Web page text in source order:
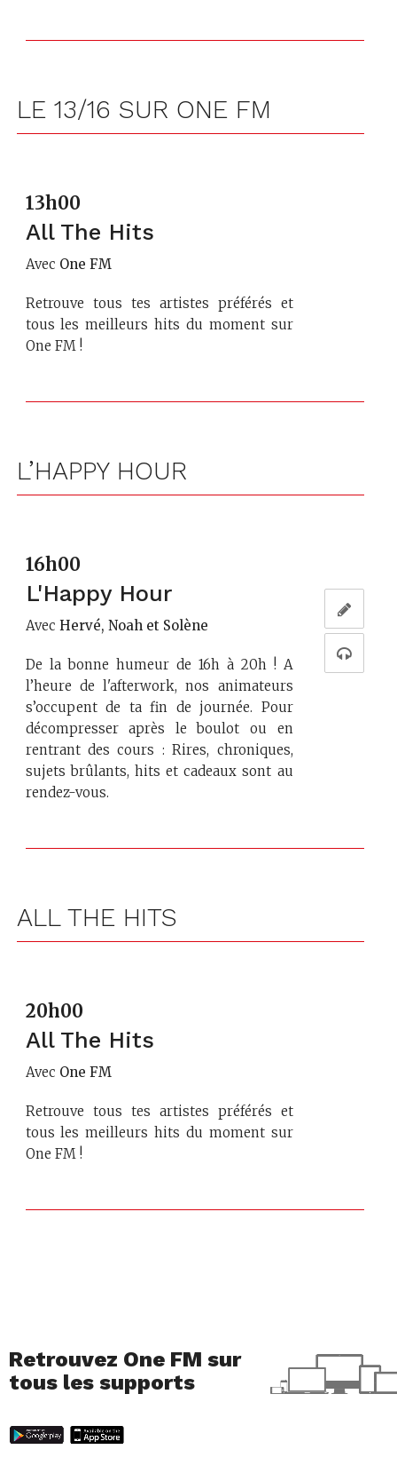
LE 13/16 SUR ONE FM
13h00
All The Hits
Avec One FM
Retrouve tous tes artistes préférés et
tous les meilleurs hits du moment sur
One FM !
L’HAPPY HOUR
16h00
L'Happy Hour
Avec Hervé, Noah et Solène
De la bonne humeur de 16h à 20h ! A
l’heure de l'afterwork, nos animateurs
s’occupent de ta fin de journée. Pour
décompresser après le boulot ou en
rentrant des cours : Rires, chroniques,
sujets brûlants, hits et cadeaux sont au
rendez-vous.
ALL THE HITS
20h00
All The Hits
Avec One FM
Retrouve tous tes artistes préférés et
tous les meilleurs hits du moment sur
One FM !
Retrouvez One FM sur
tous les supports